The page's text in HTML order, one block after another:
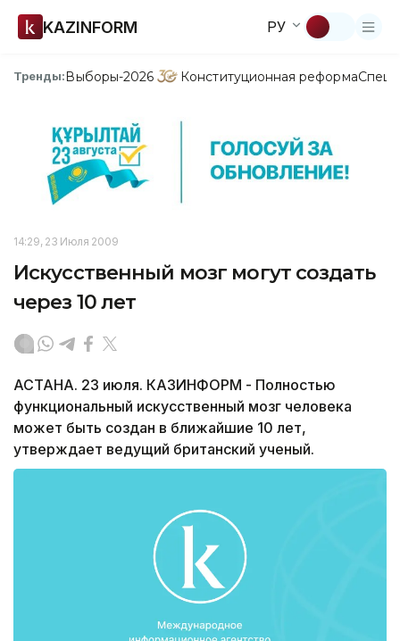
KAZINFORM РУ
Тренды:Выборы-2026 Конституционная реформа
14:29, 23 Июля 2009
Искусственный мозг могут создать
через 10 лет
АСТАНА. 23 июля. КАЗИНФОРМ - Полностью
функциональный искусственный мозг человека
может быть создан в ближайшие 10 лет,
утверждает ведущий британский ученый.